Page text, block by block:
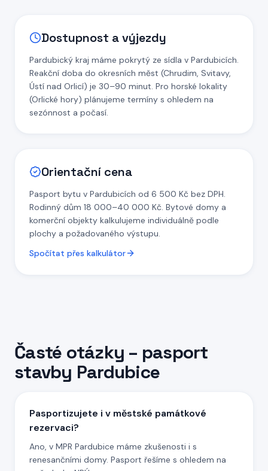
Dostupnost a výjezdy
Pardubický kraj máme pokrytý ze sídla v Pardubicích.
Reakční doba do okresních měst (Chrudim, Svitavy,
Ústí nad Orlicí) je 30–90 minut. Pro horské lokality
(Orlické hory) plánujeme termíny s ohledem na
sezónnost a počasí.
Orientační cena
Pasport bytu v Pardubicích od 6 500 Kč bez DPH.
Rodinný dům 18 000–40 000 Kč. Bytové domy a
komerční objekty kalkulujeme individuálně podle
plochy a požadovaného výstupu.
Spočítat přes kalkulátor
Časté otázky – pasport
stavby Pardubice
Pasportizujete i v městské památkové
rezervaci?
Ano, v MPR Pardubice máme zkušenosti i s
renesančními domy. Pasport řešíme s ohledem na